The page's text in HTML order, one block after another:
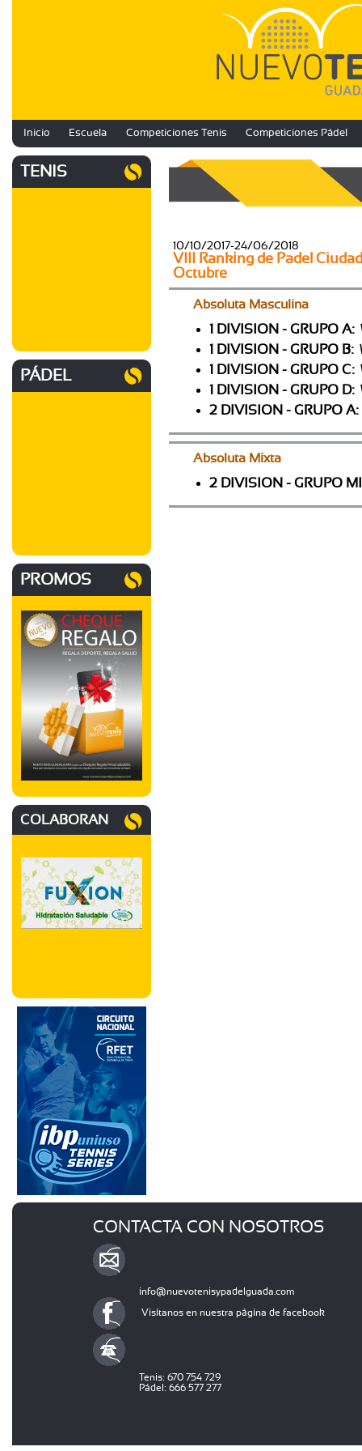
Inicio Escuela Competiciones Tenis Competiciones Pádel
TENIS
PÁDEL
PROMOS
COLABORAN
10/10/2017-24/06/2018
VIII Ranking de Padel
Octubre
Absoluta Masculina
1 DIVISION - GRUPO A:
1 DIVISION - GRUPO B:
1 DIVISION - GRUPO C:
1 DIVISION - GRUPO D:
2 DIVISION - GRUPO A:
Absoluta Mixta
2 DIVISION - GRUPO
CONTACTA CON NOSOTROS
info@nuevotenisypadelguada.com
Visítanos en nuestra página de facebook
Tenis: 670 754 729
Pádel: 666 577 277